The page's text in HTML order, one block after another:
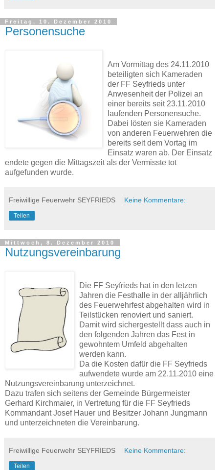
Freitag, 10. Dezember 2010
Personensuche
Am Vormittag des 24.11.2010
beteiligten sich Kameraden
der FF Seyfrieds unter
Anwesenheit der Polizei an
einer bereits seit 23.11.2010
laufenden Personensuche.
Dabei lösten sie Kameraden
von anderen Feuerwehren die
bereits seit dem Vortag im
Einsatz waren ab. Der Einsatz
endete gegen die Mittagszeit als der Vermisste tot
aufgefunden wurde.
Freiwillige Feuerwehr SEYFRIEDS Keine Kommentare:
Teilen
Mittwoch, 8. Dezember 2010
Nutzungsvereinbarung
Die FF Seyfrieds hat in den letzen
Jahren die Festhalle in der alljährlich
des Feuerwehrfest abgehalten wird in
Teilstücken renoviert und saniert.
Damit wird sichergestellt dass auch in
den folgenden Jahren das Fest in
gewohntem Umfeld abgehalten
werden kann.
Da die Kosten dafür die FF Seyfrieds
aufwendete wurde am 22.11.2010 eine
Nutzungsvereinbarung unterzeichnet.
Dazu trafen sich seitens der Gemeinde Bürgermeister
Gerhard Kirchmaier, in Vertretung für die FF Seyfrieds
Kommandant Josef Hauer und Besitzer Johann Jungmann
und unterzeichneten die Vereinbarung.
Freiwillige Feuerwehr SEYFRIEDS Keine Kommentare:
Teilen